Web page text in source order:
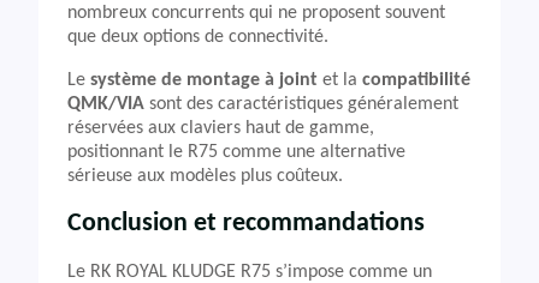
nombreux concurrents qui ne proposent souvent
que deux options de connectivité.
Le système de montage à joint et la compatibilité
QMK/VIA sont des caractéristiques généralement
réservées aux claviers haut de gamme,
positionnant le R75 comme une alternative
sérieuse aux modèles plus coûteux.
Conclusion et recommandations
Le RK ROYAL KLUDGE R75 s’impose comme un